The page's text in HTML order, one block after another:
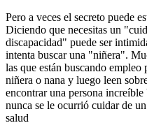
Pero a veces el secreto puede
Diciendo que necesitas un
discapacidad" puede ser
intenta buscar una "niñera".
las que están buscando
niñera o nana y luego leen
encontrar una persona
nunca se le ocurrió cuidar de
salud